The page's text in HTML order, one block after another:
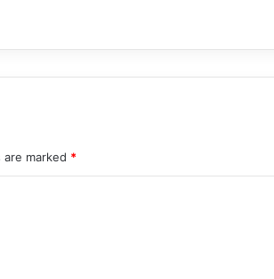
are marked *